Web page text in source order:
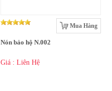
Mua Hàng
Nón bảo hộ N.002
Giá : Liên Hệ